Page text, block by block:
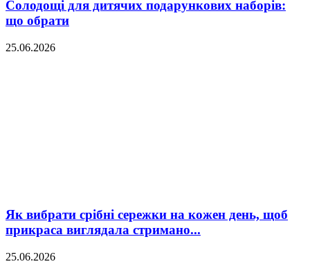
Солодощі для дитячих подарункових наборів:
що обрати
25.06.2026
Як вибрати срібні сережки на кожен день, щоб
прикраса виглядала стримано...
25.06.2026